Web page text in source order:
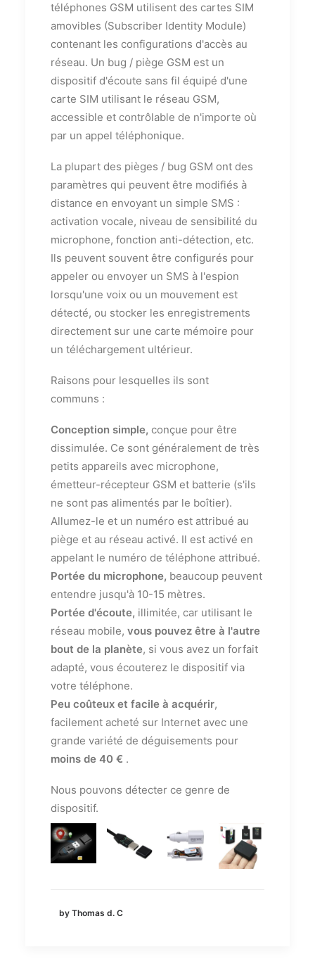
téléphones GSM utilisent des cartes SIM
amovibles (Subscriber Identity Module)
contenant les configurations d'accès au
réseau. Un bug / piège GSM est un
dispositif d'écoute sans fil équipé d'une
carte SIM utilisant le réseau GSM,
accessible et contrôlable de n'importe où
par un appel téléphonique.
La plupart des pièges / bug GSM ont des
paramètres qui peuvent être modifiés à
distance en envoyant un simple SMS :
activation vocale, niveau de sensibilité du
microphone, fonction anti-détection, etc.
Ils peuvent souvent être configurés pour
appeler ou envoyer un SMS à l'espion
lorsqu'une voix ou un mouvement est
détecté, ou stocker les enregistrements
directement sur une carte mémoire pour
un téléchargement ultérieur.
Raisons pour lesquelles ils sont
communs :
Conception simple, conçue pour être
dissimulée. Ce sont généralement de très
petits appareils avec microphone,
émetteur-récepteur GSM et batterie (s'ils
ne sont pas alimentés par le boîtier).
Allumez-le et un numéro est attribué au
piège et au réseau activé. Il est activé en
appelant le numéro de téléphone attribué.
Portée du microphone, beaucoup peuvent
entendre jusqu'à 10-15 mètres.
Portée d'écoute, illimitée, car utilisant le
réseau mobile, vous pouvez être à l'autre
bout de la planète, si vous avez un forfait
adapté, vous écouterez le dispositif via
votre téléphone.
Peu coûteux et facile à acquérir,
facilement acheté sur Internet avec une
grande variété de déguisements pour
moins de 40 € .
Nous pouvons détecter ce genre de
dispositif.
by Thomas d. C